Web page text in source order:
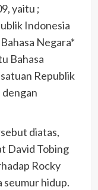
yaitu ;
Indonesia
Negara*
Bahasa
Republik
dengan
diatas,
David Tobing
Rocky
seumur hidup.